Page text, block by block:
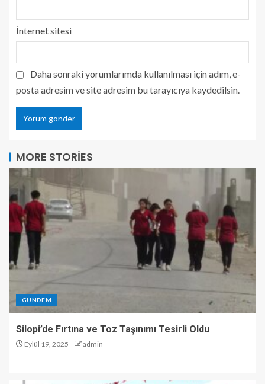
İnternet sitesi
Daha sonraki yorumlarımda kullanılması için adım, e-
posta adresim ve site adresim bu tarayıcıya kaydedilsin.
MORE STORIES
GÜNDEM
Silopi’de Fırtına ve Toz Taşınımı Tesirli Oldu
Eylül 19, 2025 admin